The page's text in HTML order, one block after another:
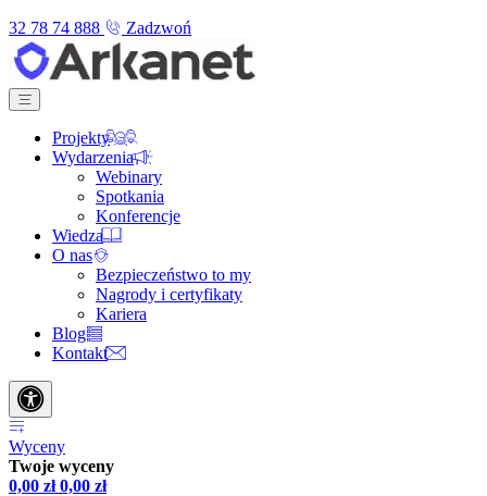
32 78 74 888
Zadzwoń
Projekty
Wydarzenia
Webinary
Spotkania
Konferencje
Wiedza
O nas
Bezpieczeństwo to my
Nagrody i certyfikaty
Kariera
Blog
Kontakt
Wyceny
Twoje wyceny
0,00 zł 0,00 zł